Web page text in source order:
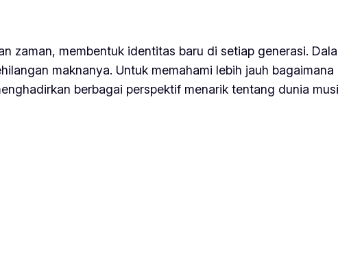
zaman, membentuk identitas baru di setiap generasi.
maknanya. Untuk memahami lebih jauh
berbagai perspektif menarik tentang dunia